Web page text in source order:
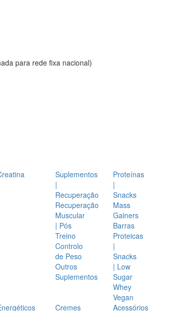
para rede fixa nacional)
Suplementos
|
Recuperação
Recuperação
Muscular
| Pós
Treino
Controlo
de Peso
Outros
Suplementos
Proteínas
|
Snacks
Mass
Gainers
Barras
Proteicas
|
Snacks
| Low
Sugar
Whey
Vegan
Cremes
Acessórios